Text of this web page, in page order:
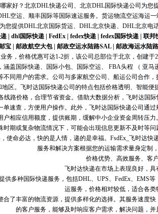
家好？北京DHL快递公司、北京DHL国际快递公司为
空运、顺丰国际等国际速运服务。货运物流空运海运
您提供DHL北京国际货运、DHL北京快递、DHL北京电
| dhl国际快递| FedEx| fedex快递| fedex国际快递| 联邦
宝| 邮政航空大包| 邮政空运水陆路SAL| 邮政海运水陆路
业务，价格优惠可达1-2折，该公司总部位于北京，创建
涵盖国际快递、国际小包、国际空运、 FBA头程 （ 亚
不同用户的需求。公司与多家航空公司、船运公司合作
地区。飞时达国际快递公司的特点包括价格透明、智能
线路价格，合理节省资金。借助大数据分析，飞时达国
单速查，方便用户操作。此外，飞时达国际快递公司通
户相应信用额度，提供账期，缓解中小企业资金周转压
时期或复杂物流情况下，可能会出现信息更新不及时等
使命必达，快的是人情，递的是幸福。FsdEx_飞时达
服务和解决方案根据您的运输需求量身定制
价格优势、高效服务、客
飞时达快递在市场上表现良好，
供多种国际快递服务，包括DHL、UPS、FedEx、EMS
运服务，价格相对较低，适合各
合了丰富的物流资源，提供多样化的选择。其服务速度
的客户服务，能够及时响应客户需求，解决问题，